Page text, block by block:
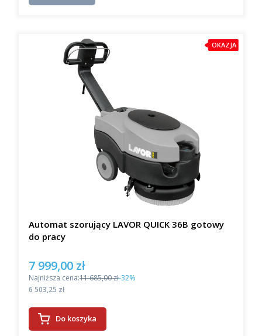
OKAZJA
Automat szorujący LAVOR QUICK 36B gotowy
do pracy
Cena promocyjna
7 999,00 zł
Najniższa cena:11 685,00 zł-32%
Cena
6 503,25 zł
Do koszyka